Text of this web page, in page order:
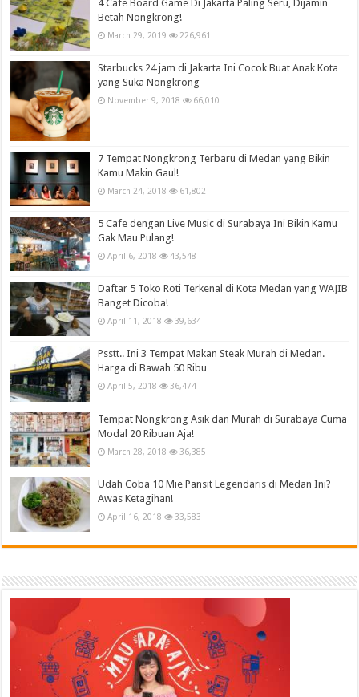
4 Cafe Board Game Di Jakarta Paling Seru, Dijamin
Betah Nongkrong!
March 29, 2019 226,961
Starbucks 24 jam di Jakarta Ini Cocok Buat Anak Kota
yang Suka Nongkrong
November 9, 2018 66,010
7 Tempat Nongkrong Terbaru di Medan yang Bikin
Kamu Makin Gaul!
March 24, 2018 61,802
5 Cafe dengan Live Music di Surabaya Ini Bikin Kamu
Gak Mau Pulang!
April 6, 2018 43,548
Daftar 5 Toko Roti Terkenal di Kota Medan yang WAJIB
Banget Dicoba!
April 11, 2018 39,634
Psstt.. Ini 3 Tempat Makan Steak Murah di Medan.
Harga di Bawah 50 Ribu
April 5, 2018 36,474
Tempat Nongkrong Asik dan Murah di Surabaya Cuma
Modal 20 Ribuan Aja!
March 28, 2018 36,385
Udah Coba 10 Mie Pansit Legendaris di Medan Ini?
Awas Ketagihan!
April 16, 2018 33,583